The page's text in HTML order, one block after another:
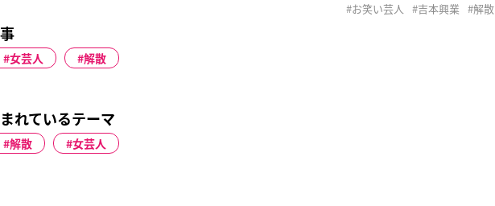
）はXに解散の経緯を投稿。「昨年の春頃」から芸人を辞めたい気持ちがあり、コンビで何
#お笑い芸人 #吉本興業 #解散
女芸人 解散
れているテーマ
解散 女芸人